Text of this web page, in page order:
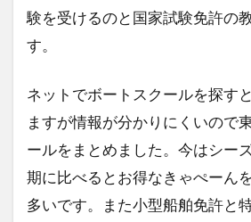
験を受けるのと国家試験免許の
す。
ネットでボートスクールを探す
ますが情報が分かりにくいので
ールをまとめました。今はシー
期に比べるとお得なきゃぺーん
多いです。また小型船舶免許と